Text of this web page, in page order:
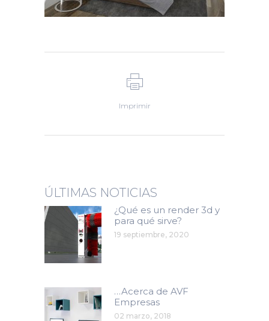
Imprimir
ÚLTIMAS NOTICIAS
¿Qué es un render 3d y
para qué sirve?
19 septiembre, 2020
…Acerca de AVF
Empresas
02 marzo, 2018